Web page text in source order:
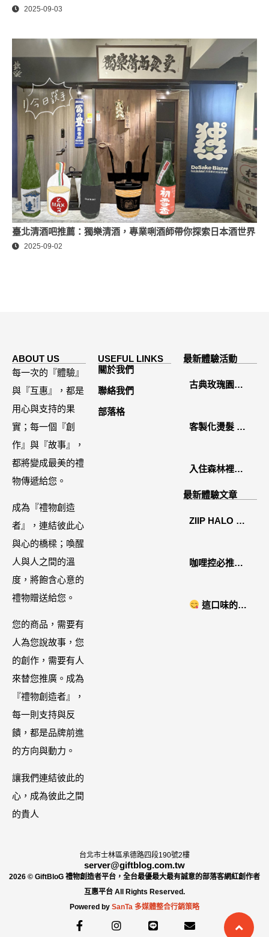
2025-09-03
臺北清酒吧推薦：獨樂清酒，專業唎酒師帶你探索日本酒世界
2025-09-02
ABOUT US
每一次的『體驗』
與『互惠』，都是
用心與支持的果
實；每一個『創
作』與『故事』，
都將變成最美的禮
物傳遞給您。
成為『禮物創造
者』，連結彼此心
與心的橋樑；喚醒
人與人之間的溫
度，將飽含心意的
禮物贈送給您。
您的商品，需要有
人為您說故事，您
的創作，需要有人
來替您推廣。成為
『禮物創造者』，
每一則支持與反
饋，都是品牌前進
的方向與動力。
讓我們連結彼此的
心，成為彼此之間
的貴人
USEFUL LINKS
關於我們
聯絡我們
部落格
最新體驗活動
古典玫瑰園
禮盒開箱分享 /
客製化燙髮 鏡
入住森林裡的
住宿˙八番私人
最新體驗文章
ZIIP HALO 居
好萊塢名人加
家，奈米微電
咖哩控必推！
NYONYA」美
這口味的即
台北市士林區承德路四段190號2樓
server@giftblog.com.tw
2026 © GiftBloG 禮物創造者平台，全台最優最大最有誠意的部落客網紅創作者
互惠平台 All Rights Reserved.
Powered by SanTa 多媒體整合行銷策略